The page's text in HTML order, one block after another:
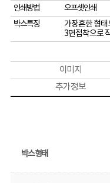
인쇄방법
오프셋인쇄
박스특징
가장흔한 형태
3면접착으로
이미지
추가 정보
박스형태